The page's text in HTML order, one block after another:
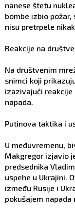
nanese štetu
bombe izbio
nisu pretrpele
Reakcije na
Na društvenim
snimci koji
izazivajući reakcije
napada.
Putinova taktika i
U međuvremenu,
Makgregor izjavio
predsednika
uspehe u Ukrajini.
između Rusije i
pokušajem